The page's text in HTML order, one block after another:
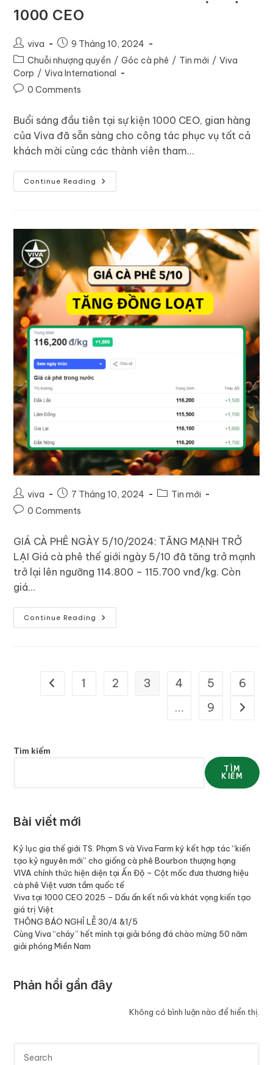
1000 CEO
viva
9 Tháng 10, 2024
Chuỗi nhượng quyền / Góc cà phê / Tin mới / Viva
Corp / Viva International
0 Comments
Buổi sáng đầu tiên tại sự kiện 1000 CEO, gian hàng
của Viva đã sẵn sàng cho công tác phục vụ tất cả
khách mời cùng các thành viên tham…
Continue Reading
viva 7 Tháng 10, 2024
Tin mới
0 Comments
GIÁ CÀ PHÊ NGÀY 5/10/2024: TĂNG MẠNH TRỞ
LẠI Giá cà phê thế giới ngày 5/10 đã tăng trở mạnh
trở lại lên ngưỡng 114.800 – 115.700 vnđ/kg. Còn
giá…
Continue Reading
1 2 3 4 5
6
…
9
Tìm kiếm
TÌM
KIẾM
Bài viết mới
Kỷ lục gia thế giới TS. Phạm S và Viva Farm ký kết hợp tác “kiến
tạo kỷ nguyên mới” cho giống cà phê Bourbon thượng hạng
VIVA chính thức hiện diện tại Ấn Độ – Cột mốc đưa thương hiệu
cà phê Việt vươn tầm quốc tế
Viva tại 1000 CEO 2025 – Dấu ấn kết nối và khát vọng kiến tạo
giá trị Việt
THÔNG BÁO NGHỈ LỄ 30/4 &1/5
Cùng Viva “cháy” hết mình tại giải bóng đá chào mừng 50 năm
giải phóng Miền Nam
Phản hồi gần đây
Không có bình luận nào để hiển thị.